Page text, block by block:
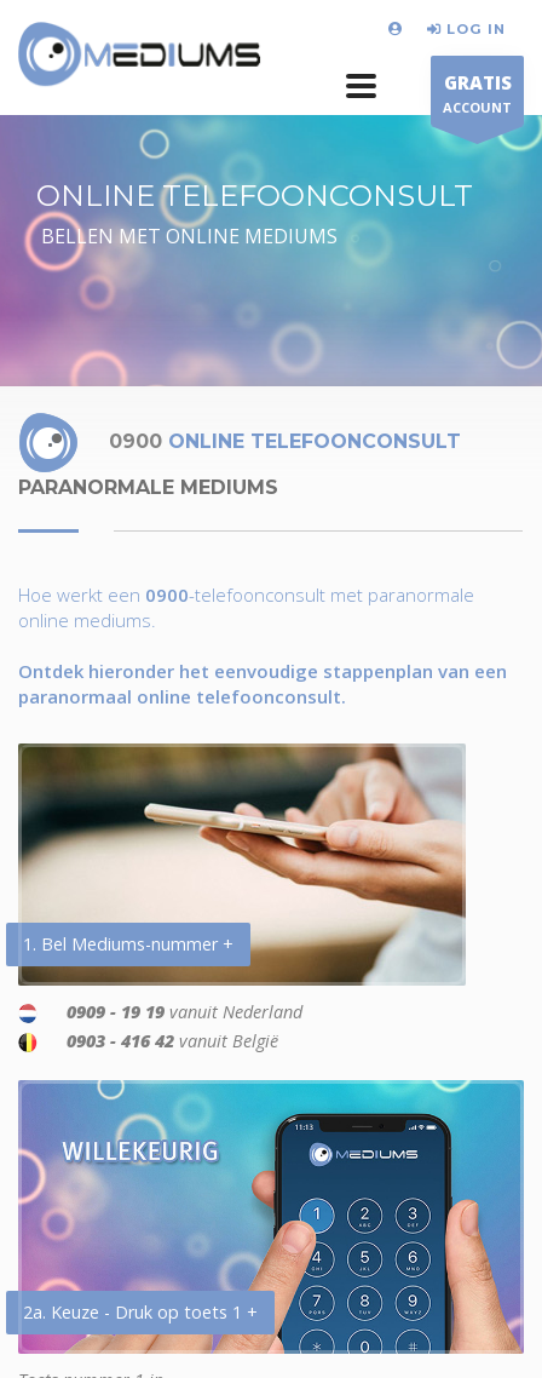
LOG IN
GRATIS
ACCOUNT
ONLINE TELEFOONCONSULT
BELLEN MET ONLINE MEDIUMS
0900 ONLINE TELEFOONCONSULT
PARANORMALE MEDIUMS
Hoe werkt een 0900-telefoonconsult met paranormale
online mediums.
Ontdek hieronder het eenvoudige stappenplan van een
paranormaal online telefoonconsult.
1. Bel Mediums-nummer +
0909 - 19 19 vanuit Nederland
0903 - 416 42 vanuit België
2a. Keuze - Druk op toets 1 +